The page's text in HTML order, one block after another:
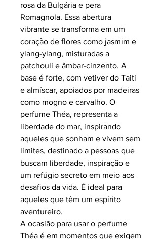
rosa da Bulgária e pera
Romagnola. Essa abertura
vibrante se transforma em um
coração de flores como jasmim e
ylang-ylang, misturadas a
patchouli e âmbar-cinzento. A
base é forte, com vetiver do Taiti
e almíscar, apoiados por madeiras
como mogno e carvalho. O
perfume Théa, representa a
liberdade do mar, inspirando
aqueles que sonham e vivem sem
limites, destinado a pessoas que
buscam liberdade, inspiração e
um refúgio secreto em meio aos
desafios da vida. É ideal para
aqueles que têm um espírito
aventureiro.
A ocasião para usar o perfume
Théa é em momentos que exigem